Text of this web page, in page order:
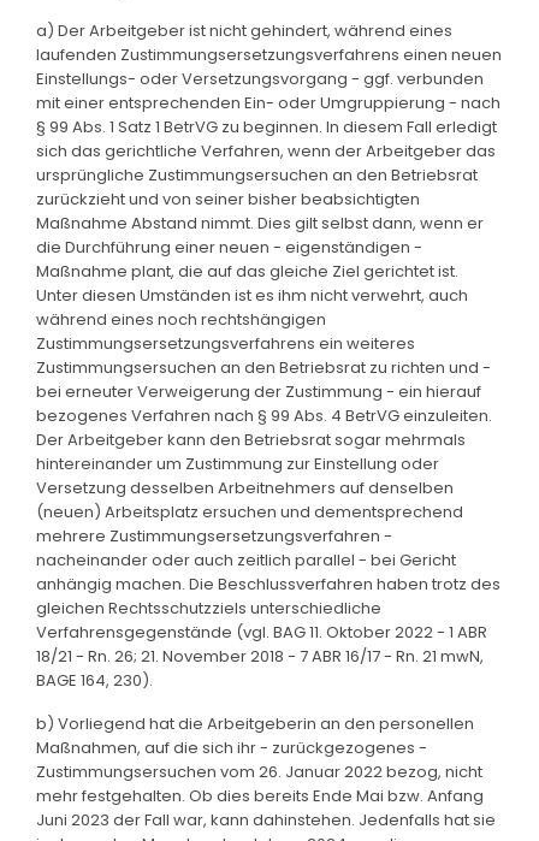
a) Der Arbeitgeber ist nicht gehindert, während eines
laufenden Zustimmungsersetzungsverfahrens einen neuen
Einstellungs- oder Versetzungsvorgang - ggf. verbunden
mit einer entsprechenden Ein- oder Umgruppierung - nach
§ 99 Abs. 1 Satz 1 BetrVG zu beginnen. In diesem Fall erledigt
sich das gerichtliche Verfahren, wenn der Arbeitgeber das
ursprüngliche Zustimmungsersuchen an den Betriebsrat
zurückzieht und von seiner bisher beabsichtigten
Maßnahme Abstand nimmt. Dies gilt selbst dann, wenn er
die Durchführung einer neuen - eigenständigen -
Maßnahme plant, die auf das gleiche Ziel gerichtet ist.
Unter diesen Umständen ist es ihm nicht verwehrt, auch
während eines noch rechtshängigen
Zustimmungsersetzungsverfahrens ein weiteres
Zustimmungsersuchen an den Betriebsrat zu richten und -
bei erneuter Verweigerung der Zustimmung - ein hierauf
bezogenes Verfahren nach § 99 Abs. 4 BetrVG einzuleiten.
Der Arbeitgeber kann den Betriebsrat sogar mehrmals
hintereinander um Zustimmung zur Einstellung oder
Versetzung desselben Arbeitnehmers auf denselben
(neuen) Arbeitsplatz ersuchen und dementsprechend
mehrere Zustimmungsersetzungsverfahren -
nacheinander oder auch zeitlich parallel - bei Gericht
anhängig machen. Die Beschlussverfahren haben trotz des
gleichen Rechtsschutzziels unterschiedliche
Verfahrensgegenstände (vgl. BAG 11. Oktober 2022 - 1 ABR
18/21 - Rn. 26; 21. November 2018 - 7 ABR 16/17 - Rn. 21 mwN,
BAGE 164, 230).
b) Vorliegend hat die Arbeitgeberin an den personellen
Maßnahmen, auf die sich ihr - zurückgezogenes -
Zustimmungsersuchen vom 26. Januar 2022 bezog, nicht
mehr festgehalten. Ob dies bereits Ende Mai bzw. Anfang
Juni 2023 der Fall war, kann dahinstehen. Jedenfalls hat sie